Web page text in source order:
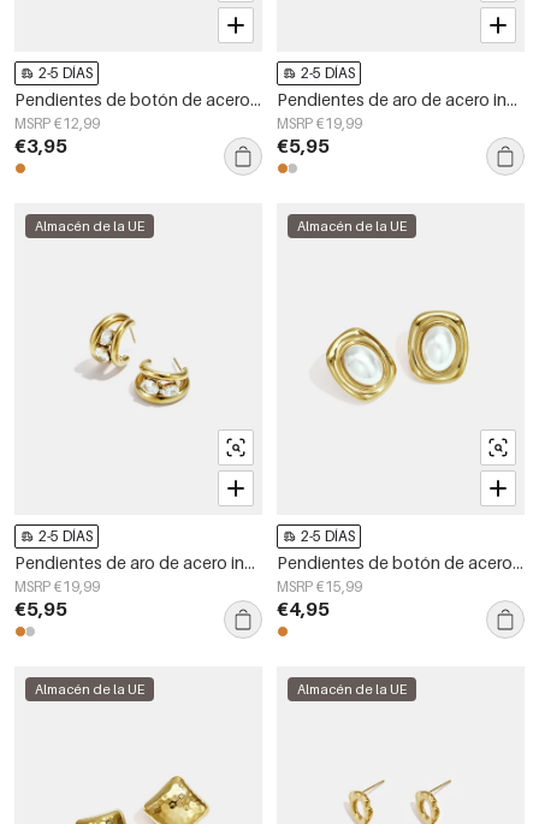
2-5 DÍAS
Pendientes de botón de acero inoxidable con forma irregular, sencillos, de la serie Daily Simple, joyería para mujer.
MSRP €12,99
€3,95
2-5 DÍAS
Pendientes de aro de acero inoxidable con forma irregular, sencillos, de la serie Daily Simple, joyería para mujer.
MSRP €19,99
€5,95
Almacén de la UE
2-5 DÍAS
Pendientes de aro de acero inoxidable con forma geométrica, sencillos, de la serie Daily Simple, joyería para mujer.
MSRP €19,99
€5,95
Almacén de la UE
2-5 DÍAS
Pendientes de botón de acero inoxidable con forma geométrica, sencillos, de la serie Daily Simple, joyería para mujer.
MSRP €15,99
€4,95
Almacén de la UE Almacén de la UE